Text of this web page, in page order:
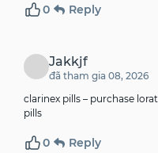
0 Reply
Jakkjf
đã tham gia 08, 2026
clarinex pills – purchase
pills
0 Reply